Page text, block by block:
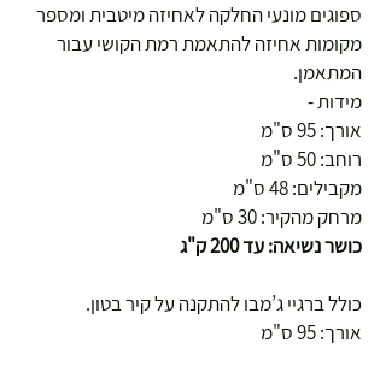
ספוגים מונעי החלקה לאחיזה מיטבית ומספר
מקומות אחיזה להתאמת רמת הקושי עבור
המתאמן.
מידות -
אורך: 95 ס"מ
רוחב: 50 ס"מ
מקבילים: 48 ס"מ
מרחק מהקיר: 30 ס"מ
כושר נשיאה: עד 200 ק"ג
כולל ברגיי ג’מבו להתקנה על קיר בטון.
אורך: 95 ס"מ